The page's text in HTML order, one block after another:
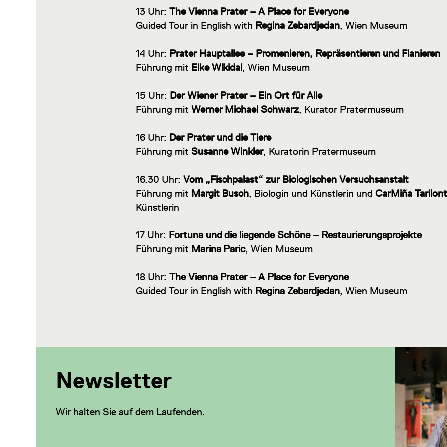
13 Uhr: The Vienna Prater – A Place for Everyone
Guided Tour in English with Regina Zebardjedan, Wien Museum
14 Uhr: Prater Hauptallee – Promenieren, Repräsentieren und Flanieren
Führung mit Elke Wikidal, Wien Museum
15 Uhr: Der Wiener Prater – Ein Ort für Alle
Führung mit Werner Michael Schwarz, Kurator Pratermuseum
16 Uhr: Der Prater und die Tiere
Führung mit Susanne Winkler, Kuratorin Pratermuseum
16.30 Uhr: Vom „Fischpalast“ zur Biologischen Versuchsanstalt
Führung mit Margit Busch, Biologin und Künstlerin und CarMiña
Künstlerin
17 Uhr: Fortuna und die liegende Schöne – Restaurierungsprojekte
Führung mit Marina Paric, Wien Museum
18 Uhr: The Vienna Prater – A Place for Everyone
Guided Tour in English with Regina Zebardjedan, Wien Museum
Newsletter
Wir halten Sie auf dem Laufenden.